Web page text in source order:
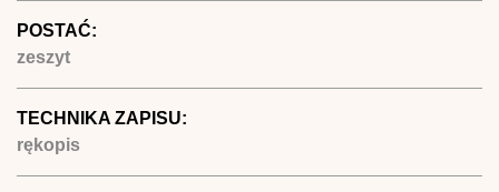
POSTAĆ:
zeszyt
TECHNIKA ZAPISU:
rękopis